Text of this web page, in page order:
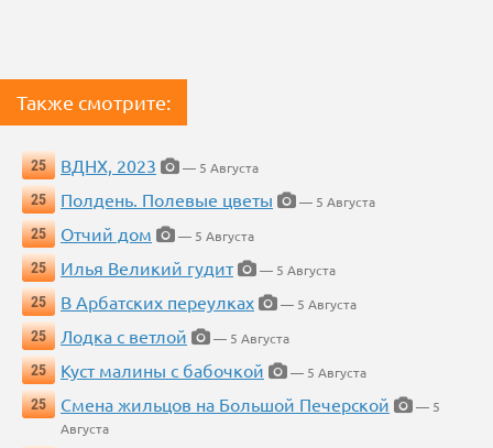
Также смотрите:
25 ВДНХ, 2023
— 5 Августа
25
Полдень. Полевые цветы
— 5 Августа
25
Отчий дом
— 5 Августа
25
Илья Великий гудит
— 5 Августа
25
В Арбатских переулках
— 5 Августа
25
Лодка с ветлой
— 5 Августа
25
Куст малины с бабочкой
— 5 Августа
25
Смена жильцов на Большой Печерской
— 5
Августа